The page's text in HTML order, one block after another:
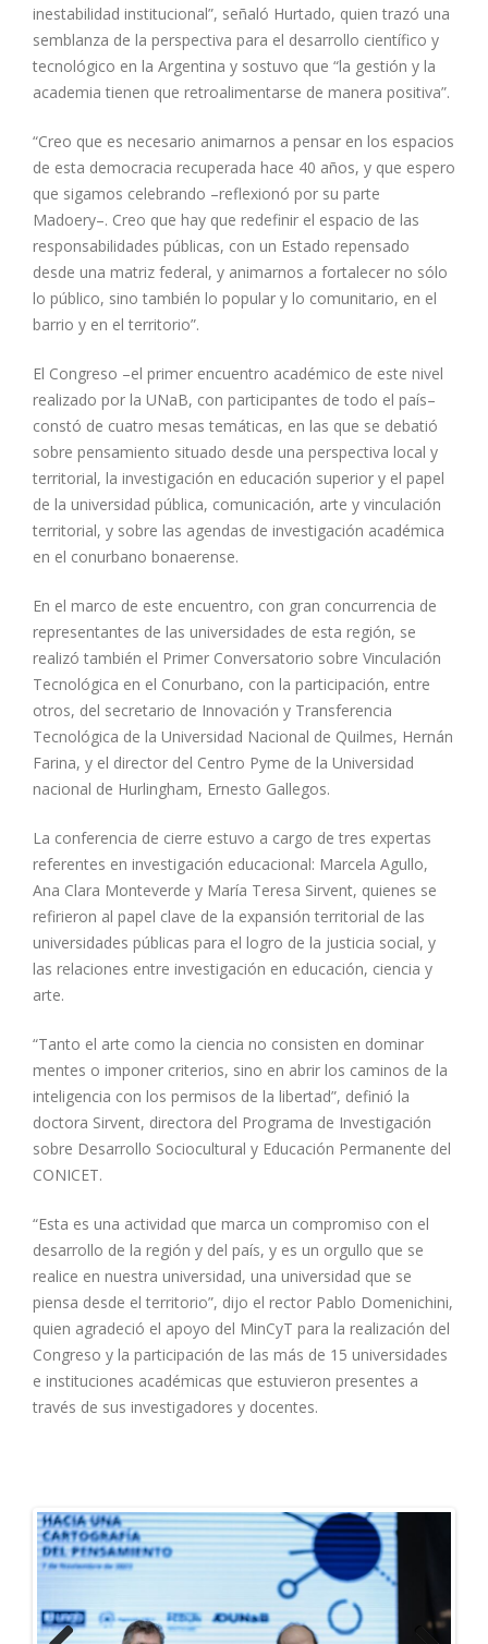
inestabilidad institucional”, señaló Hurtado, quien trazó una
semblanza de la perspectiva para el desarrollo científico y
tecnológico en la Argentina y sostuvo que “la gestión y la
academia tienen que retroalimentarse de manera positiva”.
“Creo que es necesario animarnos a pensar en los espacios
de esta democracia recuperada hace 40 años, y que espero
que sigamos celebrando –reflexionó por su parte
Madoery–. Creo que hay que redefinir el espacio de las
responsabilidades públicas, con un Estado repensado
desde una matriz federal, y animarnos a fortalecer no sólo
lo público, sino también lo popular y lo comunitario, en el
barrio y en el territorio”.
El Congreso –el primer encuentro académico de este nivel
realizado por la UNaB, con participantes de todo el país–
constó de cuatro mesas temáticas, en las que se debatió
sobre pensamiento situado desde una perspectiva local y
territorial, la investigación en educación superior y el papel
de la universidad pública, comunicación, arte y vinculación
territorial, y sobre las agendas de investigación académica
en el conurbano bonaerense.
En el marco de este encuentro, con gran concurrencia de
representantes de las universidades de esta región, se
realizó también el Primer Conversatorio sobre Vinculación
Tecnológica en el Conurbano, con la participación, entre
otros, del secretario de Innovación y Transferencia
Tecnológica de la Universidad Nacional de Quilmes, Hernán
Farina, y el director del Centro Pyme de la Universidad
nacional de Hurlingham, Ernesto Gallegos.
La conferencia de cierre estuvo a cargo de tres expertas
referentes en investigación educacional: Marcela Agullo,
Ana Clara Monteverde y María Teresa Sirvent, quienes se
refirieron al papel clave de la expansión territorial de las
universidades públicas para el logro de la justicia social, y
las relaciones entre investigación en educación, ciencia y
arte.
“Tanto el arte como la ciencia no consisten en dominar
mentes o imponer criterios, sino en abrir los caminos de la
inteligencia con los permisos de la libertad”, definió la
doctora Sirvent, directora del Programa de Investigación
sobre Desarrollo Sociocultural y Educación Permanente del
CONICET.
“Esta es una actividad que marca un compromiso con el
desarrollo de la región y del país, y es un orgullo que se
realice en nuestra universidad, una universidad que se
piensa desde el territorio”, dijo el rector Pablo Domenichini,
quien agradeció el apoyo del MinCyT para la realización del
Congreso y la participación de las más de 15 universidades
e instituciones académicas que estuvieron presentes a
través de sus investigadores y docentes.